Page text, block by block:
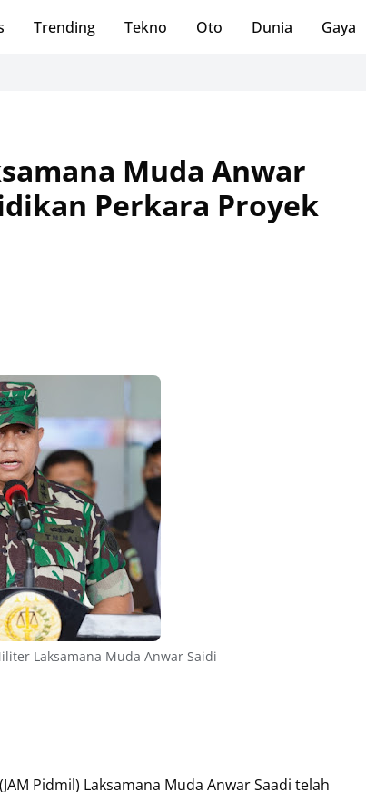
Trending Tekno Oto Dunia Gaya
Muda Anwar
Perkara Proyek
Laksamana Muda Anwar Saidi
Pidmil) Laksamana Muda Anwar Saadi telah